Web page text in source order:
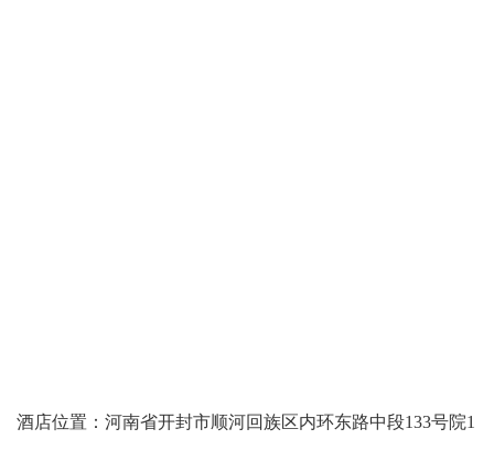
酒店位置：河南省开封市顺河回族区内环东路中段133号院1